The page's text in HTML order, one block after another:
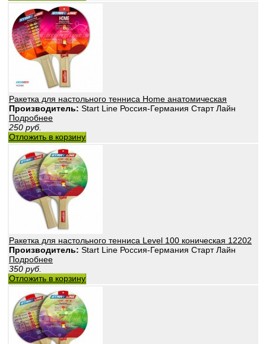
Ракетка для настольного тенниса Home анатомическая
Производитель: Start Line Россия-Германия Старт Лайн
Подробнее
250 руб.
Отложить в корзину
Ракетка для настольного тенниса Level 100 коническая 12202
Производитель: Start Line Россия-Германия Старт Лайн
Подробнее
350 руб.
Отложить в корзину